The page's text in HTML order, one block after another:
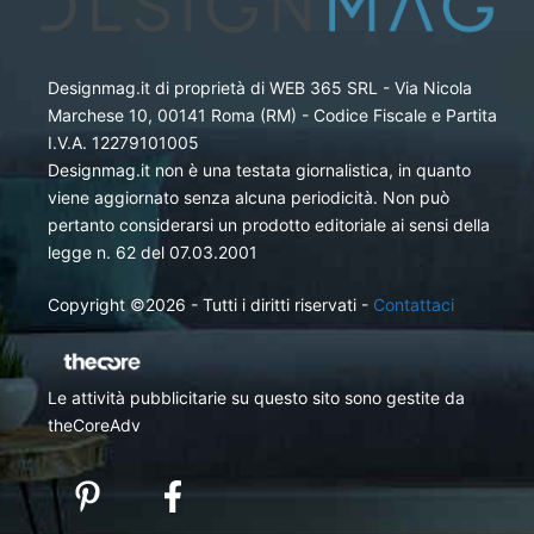
Designmag.it di proprietà di WEB 365 SRL - Via Nicola
Marchese 10, 00141 Roma (RM) - Codice Fiscale e Partita
I.V.A. 12279101005
Designmag.it non è una testata giornalistica, in quanto
viene aggiornato senza alcuna periodicità. Non può
pertanto considerarsi un prodotto editoriale ai sensi della
legge n. 62 del 07.03.2001
Copyright ©2026 - Tutti i diritti riservati - Contattaci
Le attività pubblicitarie su questo sito sono gestite da
theCoreAdv